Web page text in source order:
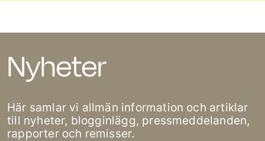
Nyheter
Här samlar vi allmän information och artiklar
till nyheter, blogginlägg, pressmeddelanden,
rapporter och remisser.